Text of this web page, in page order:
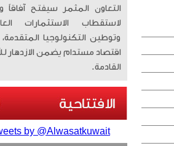
التعاون المثمر سيفتح آفاقاً
لاستقطاب الاستثمارات
وتوطين التكنولوجيا المتقدمة،
اقتصاد مستدام يضمن الازدهار
القادمة.
by @Alwasatkuwait